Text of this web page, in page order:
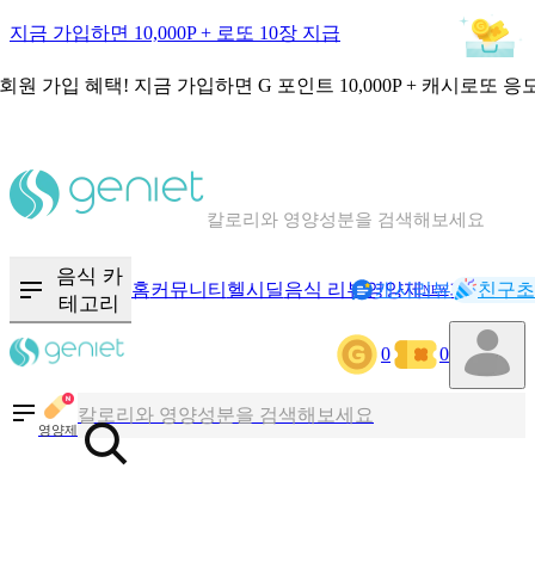
지금 가입하면 10,000P + 로또 10장 지급
원 가입 혜택! 지금 가입하면 G 포인트 10,000P + 캐시로또 응
칼로리와 영양성분을 검색해보세요
음식 카
테고리
홈커뮤니티 헬시딜음식 리뷰영양제NEW기록
캐시리뷰 친구
0 0
영양제
칼로리와 영양성분을 검색해보세요
혈당 · 다이어트 음식 검색해보세요